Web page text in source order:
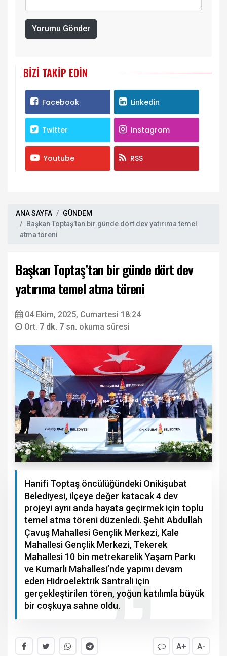
Yorumu Gönder
BIZI TAKIP EDIN
Facebook Linkedin
Twitter Instagram
Youtube RSS
ANA SAYFA
GÜNDEM
Başkan Toptaş’tan bir günde dört dev yatırıma temel
atma töreni
Başkan Toptaş’tan bir günde dört dev
yatırıma temel atma töreni
04 Ekim, 2025, Cumartesi 18:24
Ort. 7 dk. 7 sn. okuma süresi
Hanifi Toptaş öncülüğündeki Onikişubat
Belediyesi, ilçeye değer katacak 4 dev
projeyi aynı anda hayata geçirmek için toplu
temel atma töreni düzenledi. Şehit Abdullah
Çavuş Mahallesi Gençlik Merkezi, Kale
Mahallesi Gençlik Merkezi, Tekerek
Mahallesi 10 bin metrekarelik Yaşam Parkı
ve Kumarlı Mahallesi’nde yapımı devam
eden Hidroelektrik Santrali için
gerçekleştirilen tören, yoğun katılımla büyük
bir coşkuya sahne oldu.
A+ A-